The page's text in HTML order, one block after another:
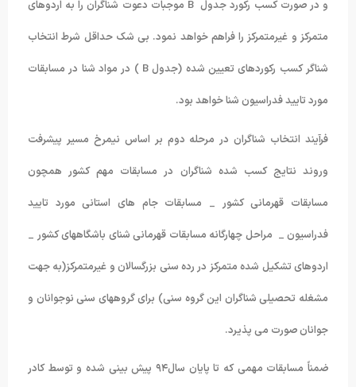
و در صورت کسب رکورد جدول B موجبات دعوت شناگران را به اردوهای
متمرکز و غیرمتمرکز را فراهم خواهد نمود. بی شک حداقل شرط انتخاب
شناگر کسب رکوردهای تعیین شده (جدول B ) در مواد شنا در مسابقات
مورد تایید فدراسیون شنا خواهد بود.
فرآیند انتخاب شناگران در مرحله دوم بر اساس نیمرخ مسیر پیشرفت
وروند نتایج کسب شده شناگران در مسابقات مهم کشور همچون
مسابقات قهرمانی کشور _ مسابقات جام های استانی مورد تایید
فدراسیون _ مراحل چهارگانه مسابقات قهرمانی شنای باشگاههای کشور _
اردوهای تشکیل شده متمرکز در رده سنی بزرگسالان و غیرمتمرکز(به جهت
مشغله تحصیلی شناگران این گروه سنی) برای گروههای سنی نوجوانان و
جوانان صورت می پذیرد.
ضمناً مسابقات مهمی که تا پایان سال۹۴ پیش بینی شده و توسط کادر